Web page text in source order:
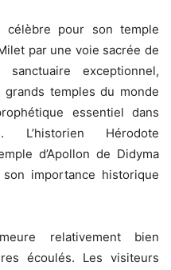
célèbre pour son temple
par une voie sacrée de
exceptionnel,
grands temples du monde
essentiel dans
L’historien Hérodote
d’Apollon de Didyma
importance historique
relativement bien
écoulés. Les visiteurs